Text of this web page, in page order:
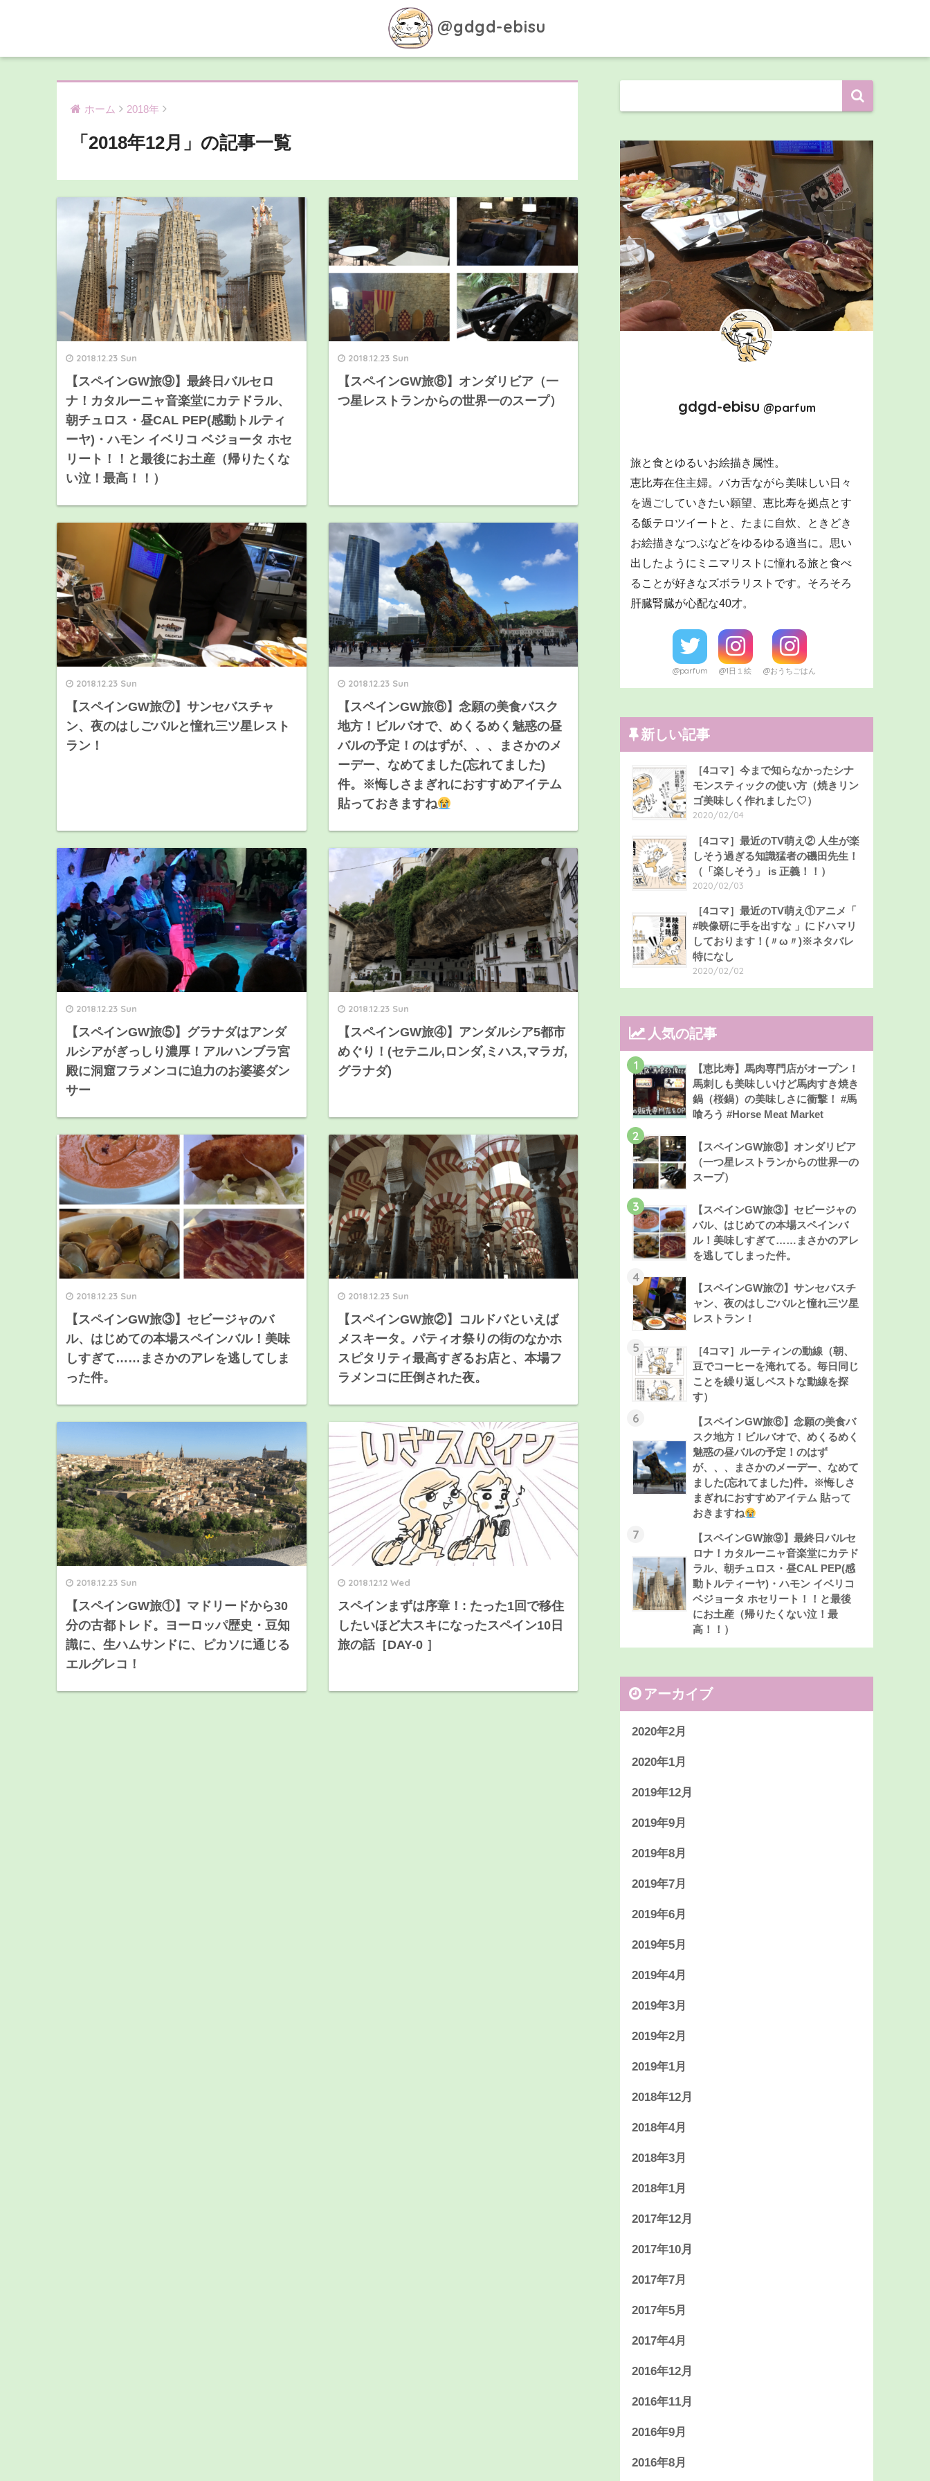
@gdgd-ebisu
ホーム 2018年
「2018年12月」の記事一覧
2018.12.23 Sun
【スペインGW旅⑨】最終日バルセロ
ナ！カタルーニャ音楽堂にカテドラル、
朝チュロス・昼CAL PEP(感動トルティ
ーヤ)・ハモン イベリコ ベジョータ ホセ
リート！！と最後にお土産（帰りたくな
い泣！最高！！）
2018.12.23 Sun
【スペインGW旅⑧】オンダリビア（一
つ星レストランからの世界一のスープ）
2018.12.23 Sun
【スペインGW旅⑦】サンセバスチャ
ン、夜のはしごバルと憧れ三ツ星レスト
ラン！
2018.12.23 Sun
【スペインGW旅⑥】念願の美食バスク
地方！ビルバオで、めくるめく魅惑の昼
バルの予定！のはずが、、、まさかのメ
ーデー、なめてました(忘れてました)
件。※悔しさまぎれにおすすめアイテム
貼っておきますね
2018.12.23 Sun
【スペインGW旅⑤】グラナダはアンダ
ルシアがぎっしり濃厚！アルハンブラ宮
殿に洞窟フラメンコに迫力のお婆婆ダン
サー
2018.12.23 Sun
【スペインGW旅④】アンダルシア5都市
めぐり！(セテニル,ロンダ,ミハス,マラガ,
グラナダ)
2018.12.23 Sun
【スペインGW旅③】セビージャのバ
ル、はじめての本場スペインバル！美味
しすぎて……まさかのアレを逃してしま
った件。
2018.12.23 Sun
【スペインGW旅②】コルドバといえば
メスキータ。パティオ祭りの街のなかホ
スピタリティ最高すぎるお店と、本場フ
ラメンコに圧倒された夜。
2018.12.23 Sun
【スペインGW旅①】マドリードから30
分の古都トレド。ヨーロッパ歴史・豆知
識に、生ハムサンドに、ピカソに通じる
エルグレコ！
2018.12.12 Wed
スペインまずは序章！: たった1回で移住
したいほど大スキになったスペイン10日
旅の話［DAY-0 ］
gdgd-ebisu @parfum
旅と食とゆるいお絵描き属性。
恵比寿在住主婦。バカ舌ながら美味しい日々
を過ごしていきたい願望、恵比寿を拠点とす
る飯テロツイートと、たまに自炊、ときどき
お絵描きなつぶなどをゆるゆる適当に。思い
出したようにミニマリストに憧れる旅と食べ
ることが好きなズボラリストです。そろそろ
肝臓腎臓が心配な40才。
@parfum @1日１絵 @おうちごはん
新しい記事
［4コマ］今まで知らなかったシナ
モンスティックの使い方（焼きリン
ゴ美味しく作れました♡）
2020/02/04
［4コマ］最近のTV萌え② 人生が楽
しそう過ぎる知識猛者の磯田先生！
（「楽しそう」 is 正義！！）
2020/02/03
［4コマ］最近のTV萌え①アニメ「
#映像研に手を出すな 」にドハマリ
しております！(〃ω〃)※ネタバレ
特になし
2020/02/02
人気の記事
1
【恵比寿】馬肉専門店がオープン！
馬刺しも美味しいけど馬肉すき焼き
鍋（桜鍋）の美味しさに衝撃！ #馬
喰ろう #Horse Meat Market
2
【スペインGW旅⑧】オンダリビア
（一つ星レストランからの世界一の
スープ）
3
【スペインGW旅③】セビージャの
バル、はじめての本場スペインバ
ル！美味しすぎて……まさかのアレ
を逃してしまった件。
4
【スペインGW旅⑦】サンセバスチ
ャン、夜のはしごバルと憧れ三ツ星
レストラン！
5
［4コマ］ルーティンの動線（朝、
豆でコーヒーを淹れてる。毎日同じ
ことを繰り返しベストな動線を探
す）
6
【スペインGW旅⑥】念願の美食バ
スク地方！ビルバオで、めくるめく
魅惑の昼バルの予定！のはず
が、、、まさかのメーデー、なめて
ました(忘れてました)件。※悔しさ
まぎれにおすすめアイテム 貼って
おきますね
7
【スペインGW旅⑨】最終日バルセ
ロナ！カタルーニャ音楽堂にカテド
ラル、朝チュロス・昼CAL PEP(感
動トルティーヤ)・ハモン イベリコ
ベジョータ ホセリート！！と最後
にお土産（帰りたくない泣！最
高！！）
アーカイブ
2020年2月
2020年1月
2019年12月
2019年9月
2019年8月
2019年7月
2019年6月
2019年5月
2019年4月
2019年3月
2019年2月
2019年1月
2018年12月
2018年4月
2018年3月
2018年1月
2017年12月
2017年10月
2017年7月
2017年5月
2017年4月
2016年12月
2016年11月
2016年9月
2016年8月